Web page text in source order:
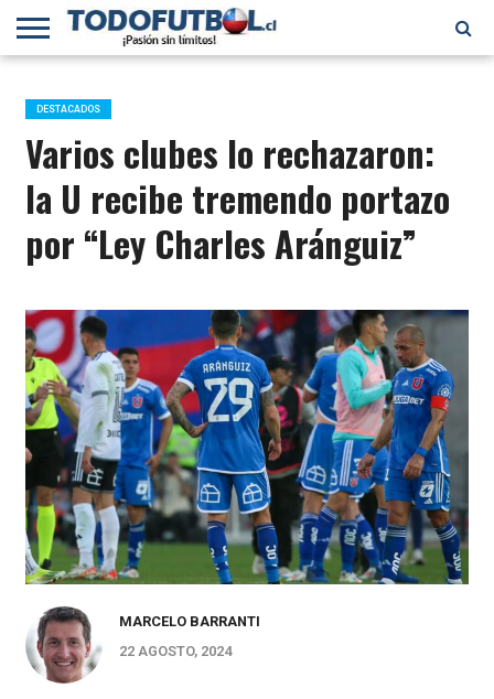
PRIMERA
B
SELECCIÓN
CHILENA
CHILENOS
EN EL
MUNDO
FÚTBOL
INTERNACIONAL
DESTACADOS
Varios clubes lo rechazaron:
la U recibe tremendo portazo
por “Ley Charles Aránguiz”
MARCELO BARRANTI
22 AGOSTO, 2024